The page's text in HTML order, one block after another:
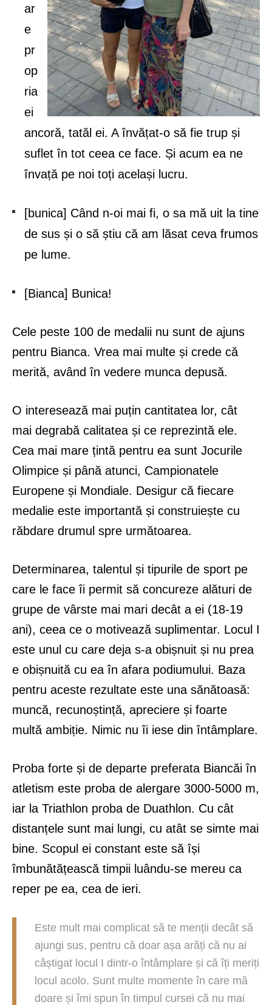
ar
e
pr
op
ria
ei
ancoră, tatăl ei. A învățat-o să fie trup și
suflet în tot ceea ce face. Și acum ea ne
învață pe noi toți același lucru.
[bunica] Când n-oi mai fi, o sa mă uit la tine
de sus și o să știu că am lăsat ceva frumos
pe lume.
[Bianca] Bunica!
Cele peste 100 de medalii nu sunt de ajuns
pentru Bianca. Vrea mai multe și crede că
merită, având în vedere munca depusă.
O interesează mai puțin cantitatea lor, cât
mai degrabă calitatea și ce reprezintă ele.
Cea mai mare țintă pentru ea sunt Jocurile
Olimpice și până atunci, Campionatele
Europene și Mondiale. Desigur că fiecare
medalie este importantă și construiește cu
răbdare drumul spre următoarea.
Determinarea, talentul și tipurile de sport pe
care le face îi permit să concureze alături de
grupe de vârste mai mari decât a ei (18-19
ani), ceea ce o motivează suplimentar. Locul I
este unul cu care deja s-a obișnuit și nu prea
e obișnuită cu ea în afara podiumului. Baza
pentru aceste rezultate este una sănătoasă:
muncă, recunoștință, apreciere și foarte
multă ambiție. Nimic nu îi iese din întâmplare.
Proba forte și de departe preferata Biancăi în
atletism este proba de alergare 3000-5000 m,
iar la Triathlon proba de Duathlon. Cu cât
distanțele sunt mai lungi, cu atât se simte mai
bine. Scopul ei constant este să își
îmbunătățească timpii luându-se mereu ca
reper pe ea, cea de ieri.
Este mult mai complicat să te menții decât să
ajungi sus, pentru că doar așa arăți că nu ai
câștigat locul I dintr-o întâmplare și că îți meriți
locul acolo. Sunt multe momente în care mă
doare și îmi spun în timpul cursei că nu mai